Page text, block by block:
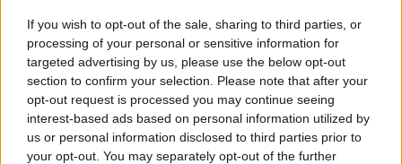
If you wish to opt-out of the sale, sharing to third parties, or
processing of your personal or sensitive information for
targeted advertising by us, please use the below opt-out
section to confirm your selection. Please note that after your
opt-out request is processed you may continue seeing
interest-based ads based on personal information utilized by
us or personal information disclosed to third parties prior to
your opt-out. You may separately opt-out of the further
Έρχονται αλλαγές στην Εισφορά Αλληλεγγύης
Συνταξιούχων – Τα σενάρια που βρίσκονται στο
τραπέζι
Νέα αλλαγή στην Εισφορά Αλληλεγγύης Συνταξιούχων εξετάζει
η κυβέρνηση, με στόχο μειώσεις κρατήσεων για 400.000
δικαιούχους.